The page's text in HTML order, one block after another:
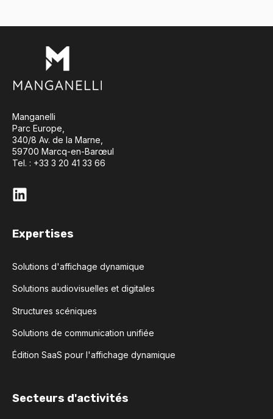
Manganelli
Parc Europe,
340/8 Av. de la Marne,
59700 Marcq-en-Barœul
Tel. : +33 3 20 41 33 66
Expertises
Solutions d'affichage dynamique
Solutions audiovisuelles et digitales
Structures scéniques
Solutions de communication unifiée
Édition SaaS pour l'affichage dynamique
Secteurs d'activités